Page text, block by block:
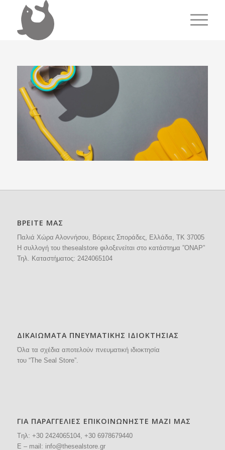
ΒΡΕΙΤΕ ΜΑΣ
Παλιά Χώρα Αλοννήσου, Βόρειες Σποράδες, Ελλάδα, ΤΚ 37005
H συλλογή του thesealstore φιλοξενείται στο κατάστημα ”ΟΝΑΡ”
Τηλ. Καταστήματος: 2424065104
ΔΙΚΑΙΩΜΑΤΑ ΠΝΕΥΜΑΤΙΚΗΣ ΙΔΙΟΚΤΗΣΙΑΣ
Όλα τα σχέδια αποτελούν πνευματική ιδιοκτησία
του “The Seal Store”.
ΓΙΑ ΠΑΡΑΓΓΕΛΙΕΣ ΕΠΙΚΟΙΝΩΝΗΣΤΕ ΜΑΖΙ ΜΑΣ
Tηλ: +30 2424065104, +30 6978679440
E – mail: info@thesealstore.gr